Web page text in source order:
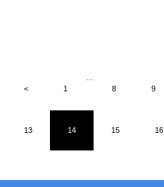
< 1
8
9
13 14 15 16